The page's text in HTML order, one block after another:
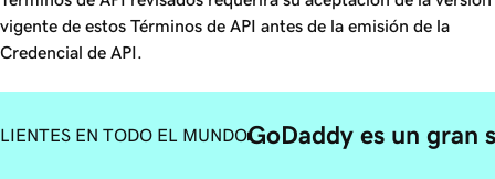
vigente de estos Términos de API antes de la emisión de la
Credencial de API.
EN TODO EL MUNDOGoDaddy es un gran